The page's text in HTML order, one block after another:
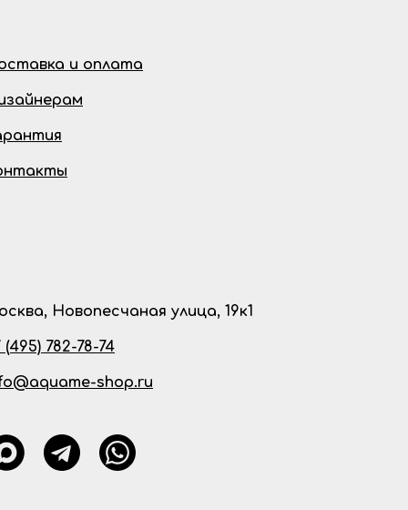
и оплата
Новопесчаная улица, 19к1
(495) 782-78-74
shop.ru